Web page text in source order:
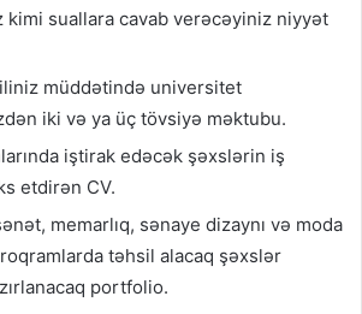
kimi suallara cavab verəcəyiniz niyyət
müddətində universitet
iki və ya üç tövsiyə məktubu.
iştirak edəcək şəxslərin iş
etdirən CV.
memarlıq, sənaye dizaynı və moda
təhsil alacaq şəxslər
portfolio.